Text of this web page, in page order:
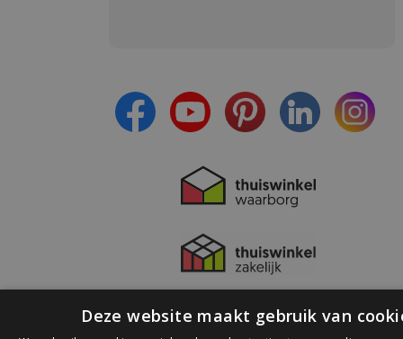
Deze website maakt gebruik van